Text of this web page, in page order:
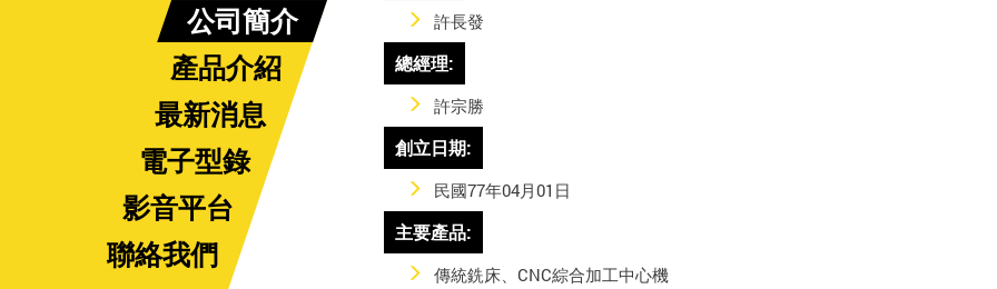
公司簡介
產品介紹
最新消息
電子型錄
影音平台
聯絡我們
許長發
總經理:
許宗勝
創立日期:
民國77年04月01日
主要產品:
傳統銑床、CNC綜合加工中心機